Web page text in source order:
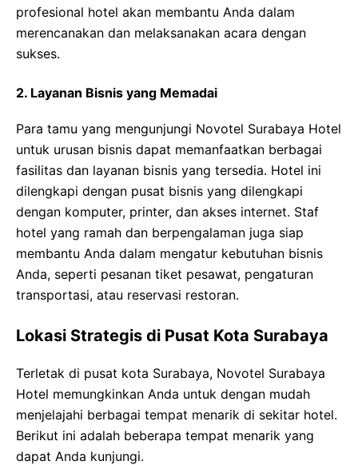
profesional hotel akan membantu Anda dalam
merencanakan dan melaksanakan acara dengan
sukses.
2. Layanan Bisnis yang Memadai
Para tamu yang mengunjungi Novotel Surabaya Hotel
untuk urusan bisnis dapat memanfaatkan berbagai
fasilitas dan layanan bisnis yang tersedia. Hotel ini
dilengkapi dengan pusat bisnis yang dilengkapi
dengan komputer, printer, dan akses internet. Staf
hotel yang ramah dan berpengalaman juga siap
membantu Anda dalam mengatur kebutuhan bisnis
Anda, seperti pesanan tiket pesawat, pengaturan
transportasi, atau reservasi restoran.
Lokasi Strategis di Pusat Kota Surabaya
Terletak di pusat kota Surabaya, Novotel Surabaya
Hotel memungkinkan Anda untuk dengan mudah
menjelajahi berbagai tempat menarik di sekitar hotel.
Berikut ini adalah beberapa tempat menarik yang
dapat Anda kunjungi.